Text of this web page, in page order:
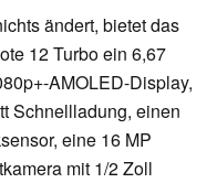
ändert, bietet das
12 Turbo ein 6,67
AMOLED-Display,
Schnellladung, einen
eine 16 MP
mit 1/2 Zoll